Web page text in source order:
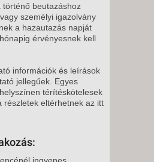
történő beutazáshoz
személyi igazolvány
a hazautazás napját
érvényesnek kell
információk és leírások
jellegűek. Egyes
térítéskötelesek
részletek eltérhetnek az itt
ingyenes